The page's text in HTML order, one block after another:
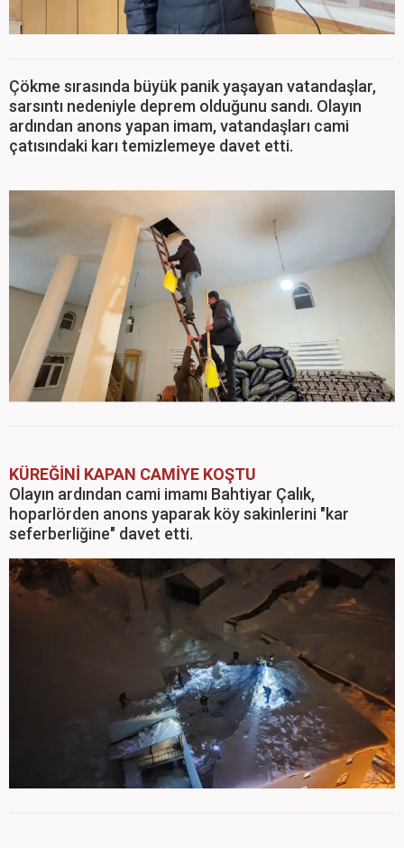
Çökme sırasında büyük panik yaşayan vatandaşlar,
sarsıntı nedeniyle deprem olduğunu sandı. Olayın
ardından anons yapan imam, vatandaşları cami
çatısındaki karı temizlemeye davet etti.
KÜREĞİNİ KAPAN CAMİYE KOŞTU
Olayın ardından cami imamı Bahtiyar Çalık,
hoparlörden anons yaparak köy sakinlerini "kar
seferberliğine" davet etti.